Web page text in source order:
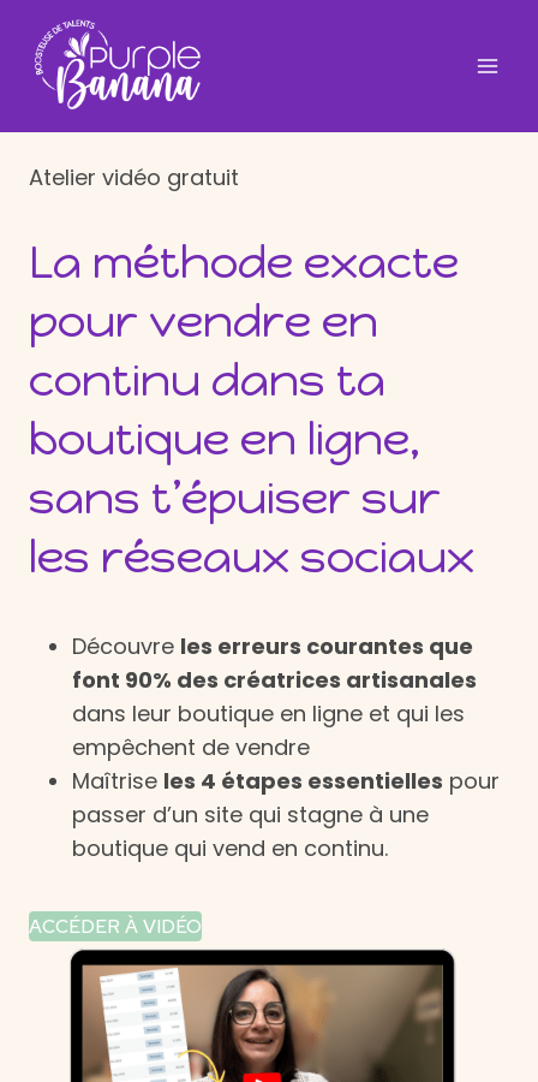
contenu
Atelier vidéo gratuit
La méthode exacte
pour vendre en
continu dans ta
boutique en ligne,
sans t’épuiser sur
les réseaux sociaux
Découvre les erreurs courantes que
font 90% des créatrices artisanales
dans leur boutique en ligne et qui les
empêchent de vendre
Maîtrise les 4 étapes essentielles pour
passer d’un site qui stagne à une
boutique qui vend en continu.
ACCÉDER À VIDÉO